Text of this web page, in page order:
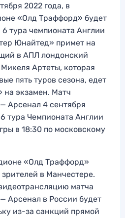
2022 года, в
«Олд Траффорд» будет
тура чемпионата Англии
Юнайтед» примет на
в АПЛ лондонский
Артеты, которая
пять туров сезона, едет
экзамен. Матч
Арсенал 4 сентября
тура Чемпионата Англии
в 18:30 по московскому
«Олд Траффорд»
в Манчестере.
матча
Арсенал в России будет
из-за санкций прямой